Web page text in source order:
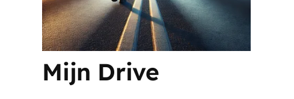
Mijn Drive